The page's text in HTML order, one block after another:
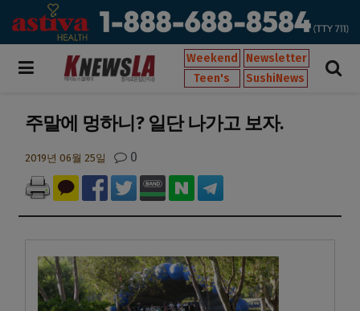
Weekend
Newsletter
Teen's
SushiNews
주말에 멍하니? 일단 나가고 보자.
2019년 06월 25일 0